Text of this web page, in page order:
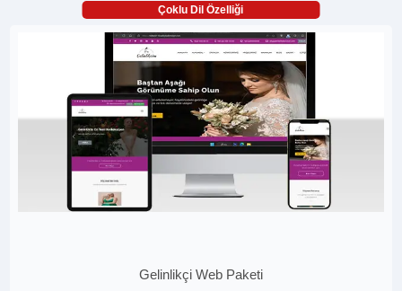
Çoklu Dil Özelliği
Gelinlikçi Web Paketi